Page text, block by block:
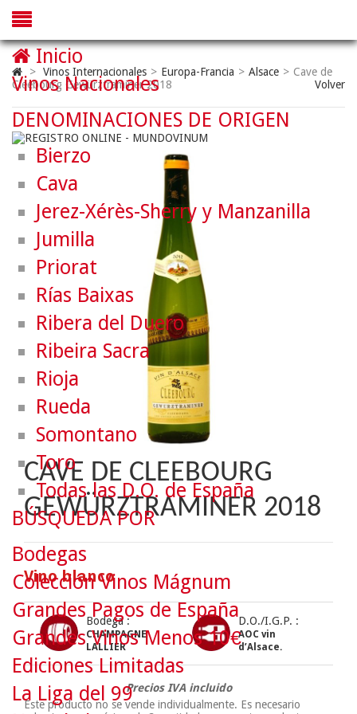
> Vinos Internacionales > Europa-Francia > Alsace > Cave de
Cleebourg Gewürztraminer 2018
Volver
CAVE DE CLEEBOURG
GEWÜRZTRAMINER 2018
Vino blanco
Bodega :
CHAMPAGNE
LALLIER
D.O./I.G.P. :
AOC vin
d’Alsace.
Precios IVA incluido
Este producto no se vende individualmente. Es necesario
Inicio
Vinos Nacionales
DENOMINACIONES DE ORIGEN
Bierzo
Cava
Jerez-Xérès-Sherry y Manzanilla
Jumilla
Priorat
Rías Baixas
Ribera del Duero
Ribeira Sacra
Rioja
Rueda
Somontano
Toro
Todas las D.O. de España
BÚSQUEDA POR
Bodegas
Colección Vinos Mágnum
Grandes Pagos de España
Grandes Vinos Menos 10€
Ediciones Limitadas
La Liga del 99